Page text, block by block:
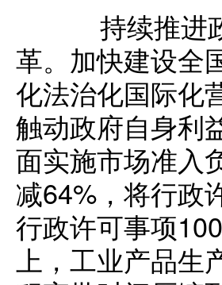
持续推进政
革。加快建设全
化法治化国际化
触动政府自身利
面实施市场准入
减64%，将行政
行政许可事项
上，工业产品生